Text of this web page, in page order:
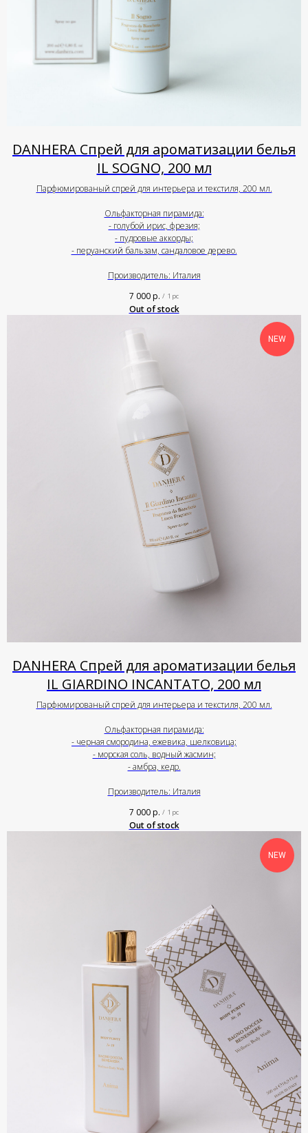
DANHERA Спрей для ароматизации белья
IL SOGNO, 200 мл
Парфюмированый спрей для интерьера и текстиля, 200 мл.
Ольфакторная пирамида:
- голубой ирис, фрезия;
- пудровые аккорды;
- перуанский бальзам, сандаловое дерево.
Производитель: Италия
7 000р. / 1 pc
Out of stock
NEW
DANHERA Спрей для ароматизации белья
IL GIARDINO INCANTATO, 200 мл
Парфюмированый спрей для интерьера и текстиля, 200 мл.
Ольфакторная пирамида:
- черная смородина, ежевика, шелковица;
- морская соль, водный жасмин;
- амбра, кедр.
Производитель: Италия
7 000р. / 1 pc
Out of stock
NEW